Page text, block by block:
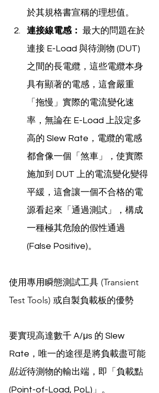
於其規格書宣稱的理想值。
連接線電感： 最大的問題在於
連接 E-Load 與待測物 (DUT)
之間的長電纜，這些電纜本身
具有顯著的電感，這會嚴重
「拖慢」實際的電流變化速
率，無論在 E-Load 上設定多
高的 Slew Rate，電纜的電感
都會像一個「煞車」，使實際
施加到 DUT 上的電流變化變得
平緩，這會讓一個不合格的電
源看起來「通過測試」，構成
一種極其危險的假性通過
(False Positive)。
使用專用瞬態測試工具 (Transient
Test Tools) 或自製負載板的優勢
要實現高達數千 A/μs 的 Slew
Rate，唯一的途徑是將負載盡可能
貼近待測物的輸出端，即「負載點
(Point-of-Load, PoL)」。